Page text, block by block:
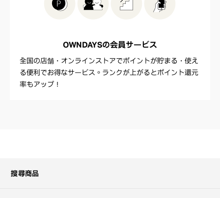
OWNDAYSの会員サービス
全国の店舗・オンラインストアでポイントが貯まる・使え
る便利でお得なサービス。ランクが上がるとポイント還元
率もアップ！
搜尋商品